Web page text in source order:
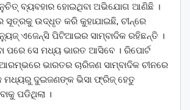
ବ୍ୟବହାର ହୋଇଥିବା ଅଭିଯୋଗ ଆଣିଛି ।
ସୂତ୍ରକୁ ଉଦ୍ଧୃତ କରି କୁହାଯାଇଛି, ଚୀନ୍‌ରେ
ଏଜେନ୍ସି ପିଟିଆଇର ସାମ୍ବାଦିକ ରହିଛନ୍ତି ।
ପରେ ସେ ମଧ୍ୟ ଭାରତ ଆସିବେ । ରିପୋର୍ଟ
ଭାରତର ଚାରିଜଣ ସାମ୍ବାଦିକ ଚୀନରେ
ମଧ୍ୟରୁ ଦୁଇଜଣଙ୍କ ଭିସା ଫ୍ରିଜ୍ ହେତୁ
ପଡିଥିଲା ।